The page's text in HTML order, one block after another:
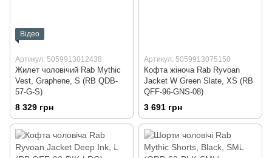
Відео
Артикул: 5059913012438
Жилет чоловічий Rab Mythic
Vest, Graphene, S (RB QDB-
57-G-S)
8 329 грн
Артикул: 5059913075150
Кофта жіноча Rab Ryvoan
Jacket W Green Slate, XS (RB
QFF-96-GNS-08)
3 691 грн